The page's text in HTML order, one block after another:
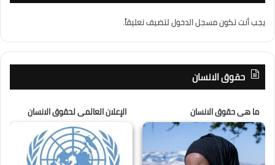
يجب أنت تكونمسجل الدخوللتضيف تعليقاً.
حقوق الانسان
ما هى حقوق الانسان الإعلان العالمى لحقوق الانسان